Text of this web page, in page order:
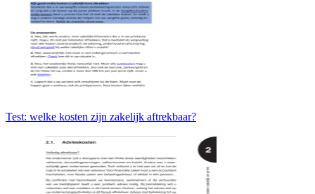
Test: welke kosten zijn zakelijk aftrekbaar?